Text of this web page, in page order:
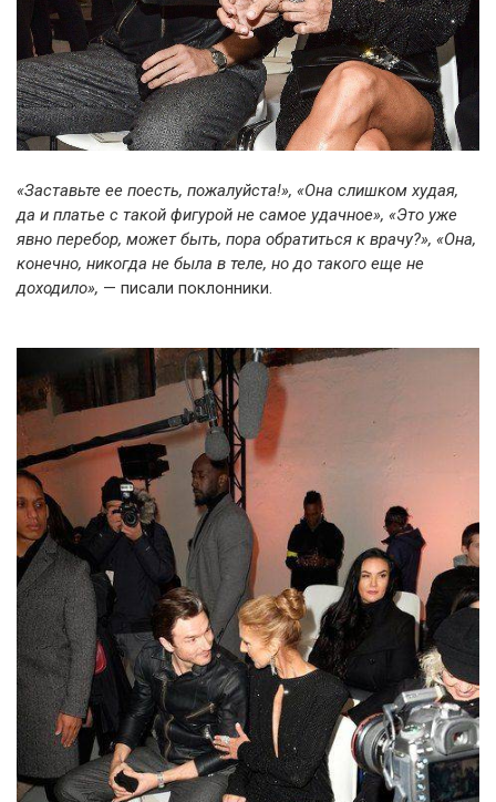
«Заставьте ее поесть, пожалуйста!», «Она слишком худая,
да и платье с такой фигурой не самое удачное», «Это уже
явно перебор, может быть, пора обратиться к врачу?», «Она,
конечно, никогда не была в теле, но до такого еще не
доходило», — писали поклонники.